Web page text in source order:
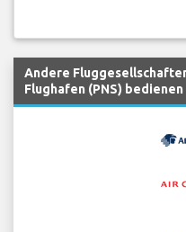
Andere
Flughafen (PNS) bedienen